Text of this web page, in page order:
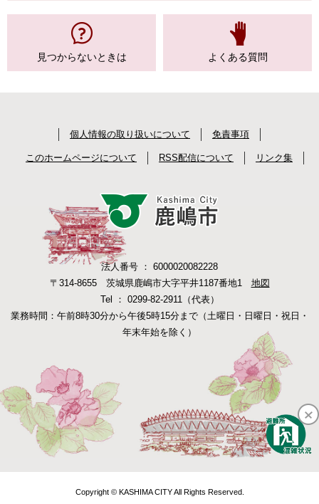
見つからないときは よくある質問
個人情報の取り扱いについて 免責事項
このホームページについて RSS配信について リンク集
法人番号 ： 6000020082228
〒314-8655 茨城県鹿嶋市大字平井1187番地1 地図
Tel ： 0299-82-2911（代表）
業務時間：午前8時30分から午後5時15分まで（土曜日・日曜日・祝日・
年末年始を除く）
Copyright © KASHIMA CITY All Rights Reserved.